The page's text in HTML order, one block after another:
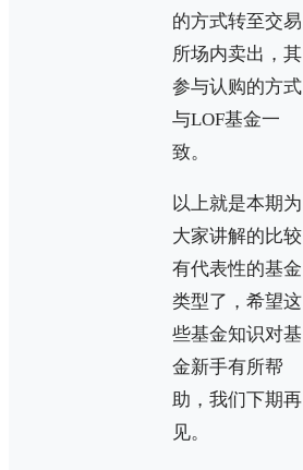
的方式转至交易
所场内卖出，其
参与认购的方式
与LOF基金一
致。
以上就是本期为
大家讲解的比较
有代表性的基金
类型了，希望这
些基金知识对基
金新手有所帮
助，我们下期再
见。